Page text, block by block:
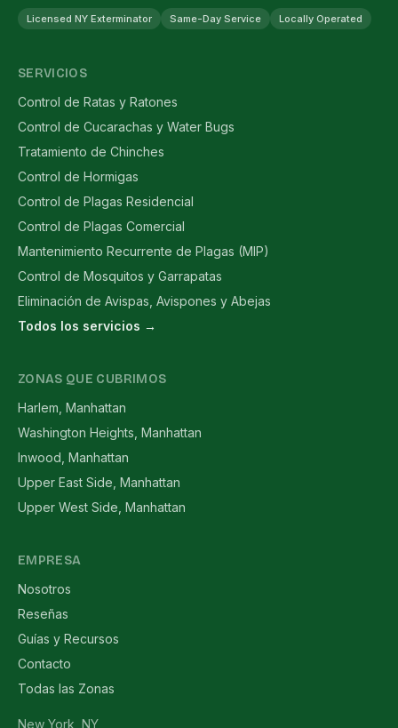
Licensed NY Exterminator Same-Day Service Locally Operated
SERVICIOS
Control de Ratas y Ratones
Control de Cucarachas y Water Bugs
Tratamiento de Chinches
Control de Hormigas
Control de Plagas Residencial
Control de Plagas Comercial
Mantenimiento Recurrente de Plagas (MIP)
Control de Mosquitos y Garrapatas
Eliminación de Avispas, Avispones y Abejas
Todos los servicios →
ZONAS QUE CUBRIMOS
Harlem, Manhattan
Washington Heights, Manhattan
Inwood, Manhattan
Upper East Side, Manhattan
Upper West Side, Manhattan
EMPRESA
Nosotros
Reseñas
Guías y Recursos
Contacto
Todas las Zonas
New York, NY